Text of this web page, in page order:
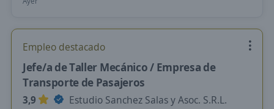
Empleo destacado
Jefe/a de Taller Mecánico / Empresa de
Transporte de Pasajeros
3,9
Estudio Sanchez Salas y Asoc. S.R.L.